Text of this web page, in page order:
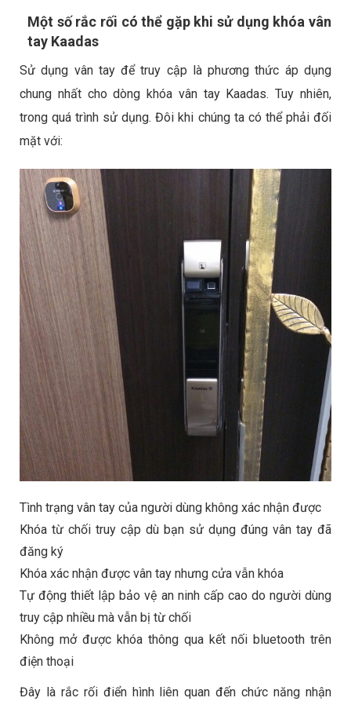
Một số rắc rối có thể gặp khi sử dụng khóa vân
tay Kaadas
Sử dụng vân tay để truy cập là phương thức áp dụng
chung nhất cho dòngkhóa vân tay Kaadas. Tuy nhiên,
trong quá trình sử dụng. Đôi khi chúng ta có thể phải đối
mặt với:
Tình trạng vân tay của người dùng không xác nhận được
Khóa từ chối truy cập dù bạn sử dụng đúng vân tay đã
đăng ký
Khóa xác nhận được vân tay nhưng cửa vẫn khóa
Tự động thiết lập bảo vệ an ninh cấp cao do người dùng
truy cập nhiều mà vẫn bị từ chối
Không mở được khóa thông qua kết nối bluetooth trên
điện thoại
Đây là rắc rối điển hình liên quan đến chức năng nhận